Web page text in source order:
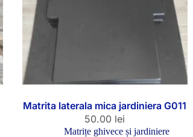
Matrita laterala mica jardiniera G011
50.00 lei
Matrițe ghivece și jardiniere